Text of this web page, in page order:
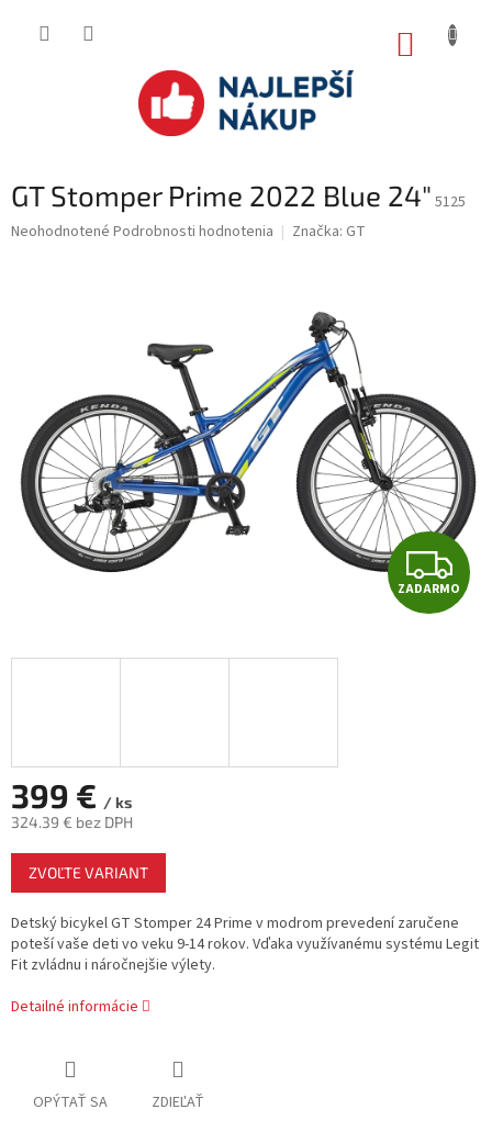
GT Stomper Prime 2022 Blue 24" 5125
Priemerné
Neohodnotené Podrobnosti hodnotenia Značka: GT
Z
A
ZADARMO
399 € / ks
324.39 € bez DPH
Jednotková
cena:
ZVOĽTE VARIANT
Detský bicykel GT Stomper 24 Prime v modrom prevedení zaručene
poteší vaše deti vo veku 9-14 rokov. Vďaka využívanému systému Legit
Fit zvládnu i náročnejšie výlety.
Detailné informácie
OPÝTAŤ SA ZDIEĽAŤ